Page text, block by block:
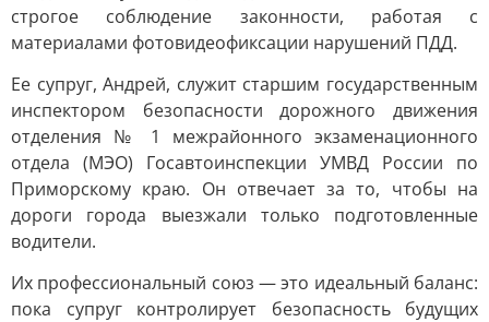
строгое соблюдение законности, работая с
материалами фотовидеофиксации нарушений ПДД.
Ее супруг, Андрей, служит старшим государственным
инспектором безопасности дорожного движения
отделения № 1 межрайонного экзаменационного
отдела (МЭО) Госавтоинспекции УМВД России по
Приморскому краю. Он отвечает за то, чтобы на
дороги города выезжали только подготовленные
водители.
Их профессиональный союз — это идеальный баланс:
пока супруг контролирует безопасность будущих